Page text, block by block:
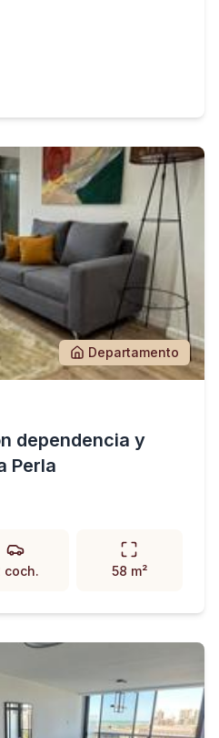
Departamento
dependencia y
Perla
coch. 58 m²